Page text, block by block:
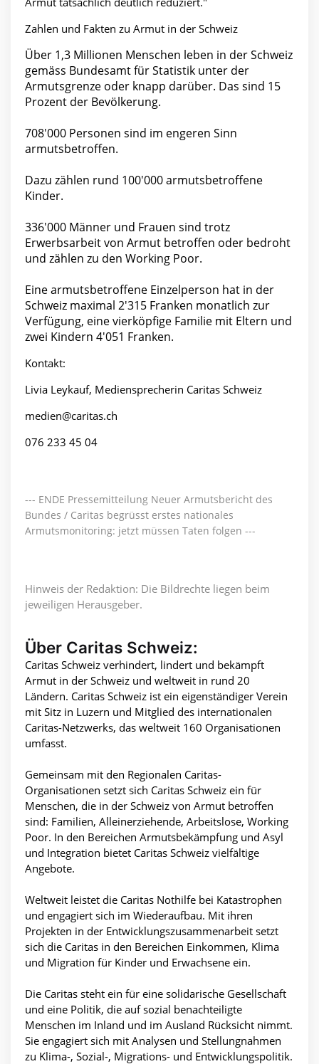
Zahlen und Fakten zu Armut in der Schweiz
Über 1,3 Millionen Menschen leben in der Schweiz
gemäss Bundesamt für Statistik unter der
Armutsgrenze oder knapp darüber. Das sind 15
Prozent der Bevölkerung.
708'000 Personen sind im engeren Sinn
armutsbetroffen.
Dazu zählen rund 100'000 armutsbetroffene
Kinder.
336'000 Männer und Frauen sind trotz
Erwerbsarbeit von Armut betroffen oder bedroht
und zählen zu den Working Poor.
Eine armutsbetroffene Einzelperson hat in der
Schweiz maximal 2'315 Franken monatlich zur
Verfügung, eine vierköpfige Familie mit Eltern und
zwei Kindern 4'051 Franken.
Kontakt:
Livia Leykauf, Mediensprecherin Caritas Schweiz
medien@caritas.ch
076 233 45 04
--- ENDE Pressemitteilung Neuer Armutsbericht des
Bundes / Caritas begrüsst erstes nationales
Armutsmonitoring: jetzt müssen Taten folgen ---
Hinweis der Redaktion: Die Bildrechte liegen beim
jeweiligen Herausgeber.
Über Caritas Schweiz:
Caritas Schweiz verhindert, lindert und bekämpft
Armut in der Schweiz und weltweit in rund 20
Ländern. Caritas Schweiz ist ein eigenständiger Verein
mit Sitz in Luzern und Mitglied des internationalen
Caritas-Netzwerks, das weltweit 160 Organisationen
umfasst.
Gemeinsam mit den Regionalen Caritas-
Organisationen setzt sich Caritas Schweiz ein für
Menschen, die in der Schweiz von Armut betroffen
sind: Familien, Alleinerziehende, Arbeitslose, Working
Poor. In den Bereichen Armutsbekämpfung und Asyl
und Integration bietet Caritas Schweiz vielfältige
Angebote.
Weltweit leistet die Caritas Nothilfe bei Katastrophen
und engagiert sich im Wiederaufbau. Mit ihren
Projekten in der Entwicklungszusammenarbeit setzt
sich die Caritas in den Bereichen Einkommen, Klima
und Migration für Kinder und Erwachsene ein.
Die Caritas steht ein für eine solidarische Gesellschaft
und eine Politik, die auf sozial benachteiligte
Menschen im Inland und im Ausland Rücksicht nimmt.
Sie engagiert sich mit Analysen und Stellungnahmen
zu Klima-, Sozial-, Migrations- und Entwicklungspolitik.